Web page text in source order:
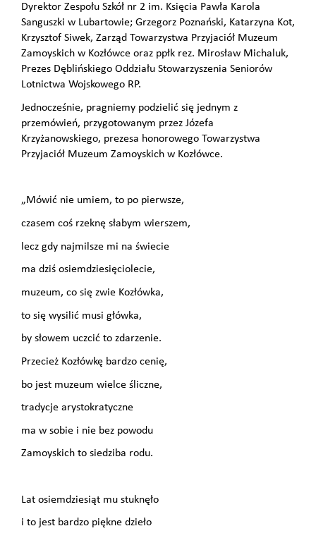
Dyrektor Zespołu Szkół nr 2 im. Księcia Pawła Karola
Sanguszki w Lubartowie; Grzegorz Poznański, Katarzyna Kot,
Krzysztof Siwek, Zarząd Towarzystwa Przyjaciół Muzeum
Zamoyskich w Kozłówce oraz ppłk rez. Mirosław Michaluk,
Prezes Dęblińskiego Oddziału Stowarzyszenia Seniorów
Lotnictwa Wojskowego RP.
Jednocześnie, pragniemy podzielić się jednym z
przemówień, przygotowanym przez Józefa
Krzyżanowskiego, prezesa honorowego Towarzystwa
Przyjaciół Muzeum Zamoyskich w Kozłówce.
„Mówić nie umiem, to po pierwsze,
czasem coś rzeknę słabym wierszem,
lecz gdy najmilsze mi na świecie
ma dziś osiemdziesięciolecie,
muzeum, co się zwie Kozłówka,
to się wysilić musi główka,
by słowem uczcić to zdarzenie.
Przecież Kozłówkę bardzo cenię,
bo jest muzeum wielce śliczne,
tradycje arystokratyczne
ma w sobie i nie bez powodu
Zamoyskich to siedziba rodu.
Lat osiemdziesiąt mu stuknęło
i to jest bardzo piękne dzieło